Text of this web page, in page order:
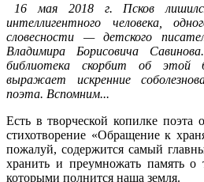
16 мая 2018 г. Псков лишился
интеллигентного человека,
словесности — детского п
Владимира Борисовича Савинова.
библиотека скорбит об этой
выражает искренние
поэта. Вспомним...
Есть в творческой копилке поэта
стихотворение «Обращение к
пожалуй, содержится самый
хранить и преумножать память о
которыми полнится наша земля.